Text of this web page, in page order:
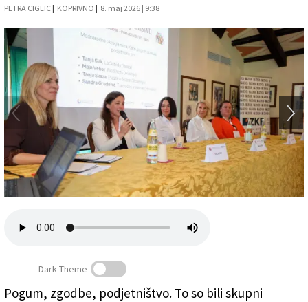
Založnik
Zadruga PD
Naročnine
PETRA CIGLIC | KOPRIVNO | 8. maj 2026 | 9:38
Dark Theme
Pogum, zgodbe, podjetništvo. To so bili skupni